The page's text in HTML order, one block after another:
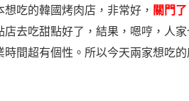
吃的韓國烤肉店，非常好， 關門了
去吃甜點好了，結果，嗯哼，人
間超有個性。所以今天兩家想吃